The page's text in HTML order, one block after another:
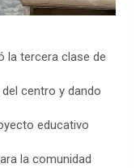
la tercera clase de
centro y dando
educativo
la comunidad